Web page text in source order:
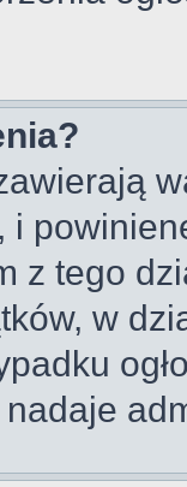
i
z tego
w